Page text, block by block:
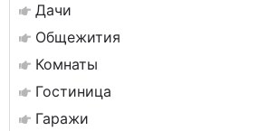
Дачи
Общежития
Комнаты
Гостиница
Гаражи